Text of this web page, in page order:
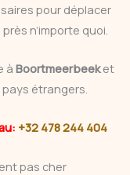
pour déplacer
n’importe quoi.
à Boortmeerbeeket
étrangers.
+32 478 244 404
pas cher